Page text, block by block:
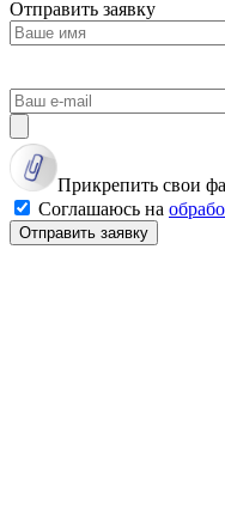
Отправить заявку
Прикрепить свои
Соглашаюсь на
Отправить заявку